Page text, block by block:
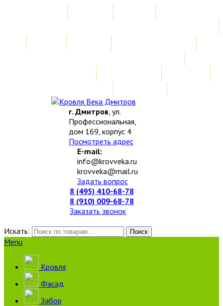
г. Дмитров, ул.
Профессиональная,
дом 169, корпус 4
Посмотреть адрес
E-mail:
info@krovveka.ru
krovveka@mail.ru
Задать вопрос
8 (495) 410-68-78
8 (910) 009-68-78
Заказать звонок
Искать:
Поиск
Menu
Кровля
Фасад
Забор